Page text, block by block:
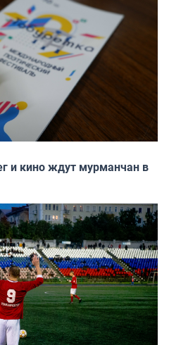
и кино ждут мурманчан в